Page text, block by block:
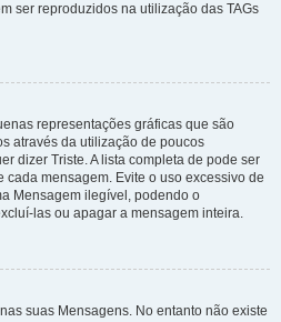
ser reproduzidos na utilização das TAGs
representações gráficas que são
através da utilização de poucos
dizer Triste. A lista completa de pode ser
mensagem. Evite o uso excessivo de
Mensagem ilegível, podendo o
las ou apagar a mensagem inteira.
suas Mensagens. No entanto não existe